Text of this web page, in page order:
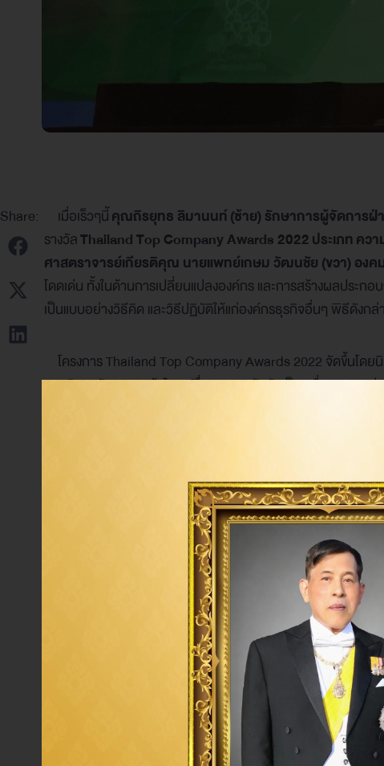
Share: เมื่อเร็วๆนี้คุณถิรยุทธ ลิมานนท์(ซ้าย) รักษาการผู้จัดการฝ่
รางวัลThailand Top Company Awards 2022ประเภทควา
ศาสตราจารย์เกียรติคุณ นายแพทย์เกษม วัฒนชัย (ขวา) องค
โดดเด่น ทั้งในด้านการเปลี่ยนแปลงองค์กร และการสร้างผลประก
เป็นแบบอย่างวิธีคิด และวิธีปฏิบัติให้แก่องค์กรธุรกิจอื่นๆ พิธีดังก
โครงการ Thailand Top Company Awards 2022 จัดขึ้นโด
มหาวิทยาลัยหอการค้าไทย เพื่อมอบรางวัลอันเป็นเครื่องหมายแห่